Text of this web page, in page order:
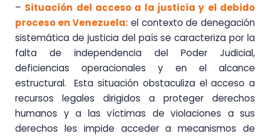
– Situación del acceso a la justicia y el debido
proceso en Venezuela: el contexto de denegación
sistemática de justicia del país se caracteriza por la
falta de independencia del Poder Judicial,
deficiencias operacionales y en el alcance
estructural. Esta situación obstaculiza el acceso a
recursos legales dirigidos a proteger derechos
humanos y a las víctimas de violaciones a sus
derechos les impide acceder a mecanismos de